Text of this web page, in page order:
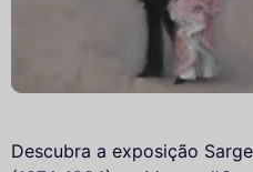
Descubra a exposição